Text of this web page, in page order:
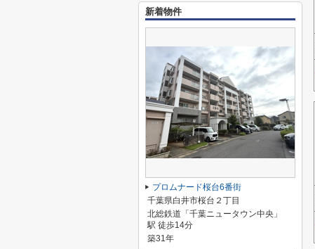
新着物件
プロムナード桜台6番街
千葉県白井市桜台２丁目
北総鉄道「千葉ニュータウン中央」
駅 徒歩14分
築31年